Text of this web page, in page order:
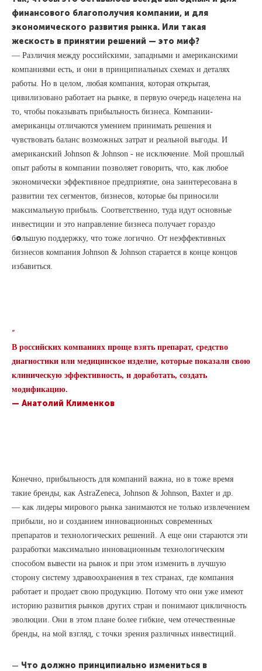
финансового благополучия компании, и для
экономического развития рынка. Или такая
жескость в принятии решений — это миф?
— Различия между российскими, западными и американскими
компаниями есть, и они в принципиальных схемах и деталях
работы. Но в целом, любая компания, которая открытая,
цивилизовано работает на рынке, в первую очередь нацелена на
то, чтобы показывать прибыльность бизнеса. Компании-
американцы отличаются умением принимать решения и
чувствовать баланс возможных затрат и реальной выгоды. И
американский Johnson & Johnson - не исключение. Мой прошлый
опыт работы в компании позволяет говорить, что, как любое
экономически эффективное предприятие, она заинтересована в
развитии тех сегментов, бизнесов, которые бы приносили
максимальную прибыль. Соответственно, туда идут основные
инвестиции и это направление бизнеса получает гораздо
большую поддержку, что тоже логично. От неэффективных
бизнесов компания Johnson & Johnson старается в конце концов
избавиться.
“
В российских компаниях проще взять препарат, средство
диагностики или медицинское изделие, которые показали свою
клиническую эффективность, и доработать, создать
модификацию.
— Анатолий Клименков
Конечно, прибыльность для компаний важна, но в тоже время
такие бренды, как AstraZeneca, Johnson & Johnson, Baxter и др.
— как лидеры мирового рынка занимаются не только извлечением
прибыли, но и созданием инновационных современных
препаратов и технологических решений. А еще они стараются эти
разработки максимально инновационным технологическим
способом вывести на рынок и при этом изменить в лучшую
сторону систему здравоохранения в тех странах, где компания
работает и продает свою продукцию. Потому что они уже имеют
историю развития рынков других стран и понимают цикличность
эволюции. Они в этом плане более гибкие, чем отечественные
бренды, на мой взгляд, с точки зрения различных инвестиций.
— Что должно принципиально измениться в